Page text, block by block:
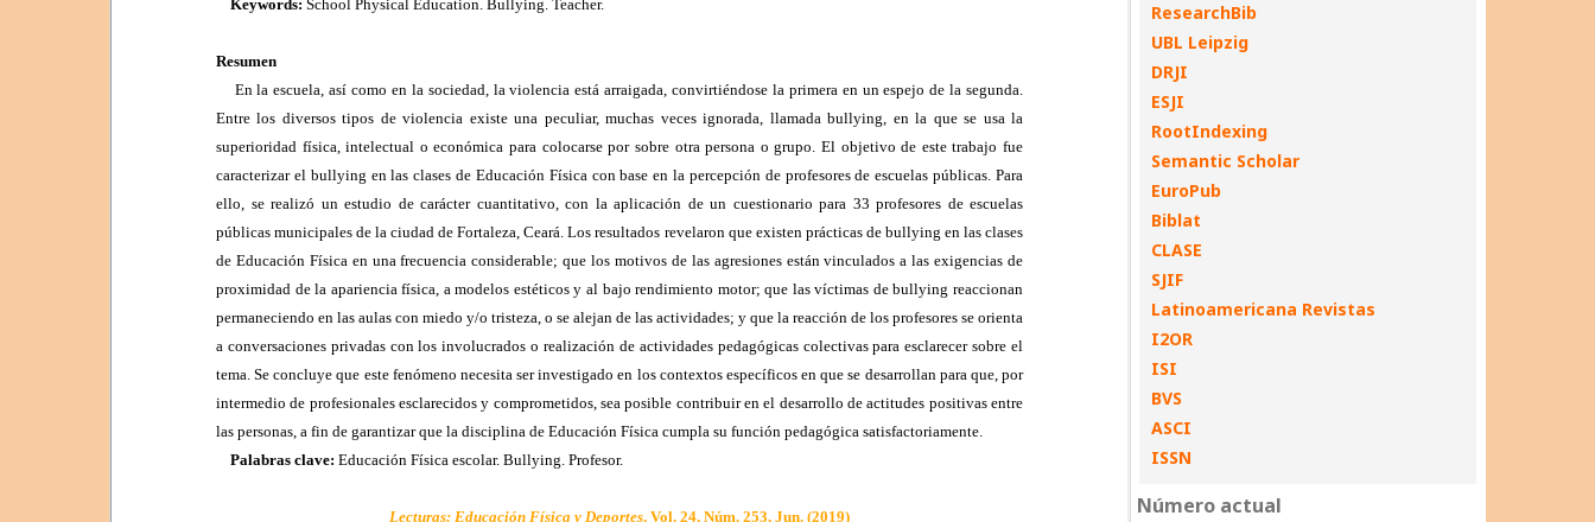
ResearchBib
UBL Leipzig
DRJI
ESJI
RootIndexing
Semantic Scholar
EuroPub
Biblat
CLASE
SJIF
Latinoamericana Revistas
I2OR
ISI
BVS
ASCI
ISSN
Número actual